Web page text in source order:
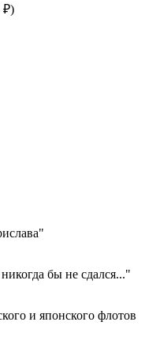
₽)
бы не сдался..."
и японского флотов